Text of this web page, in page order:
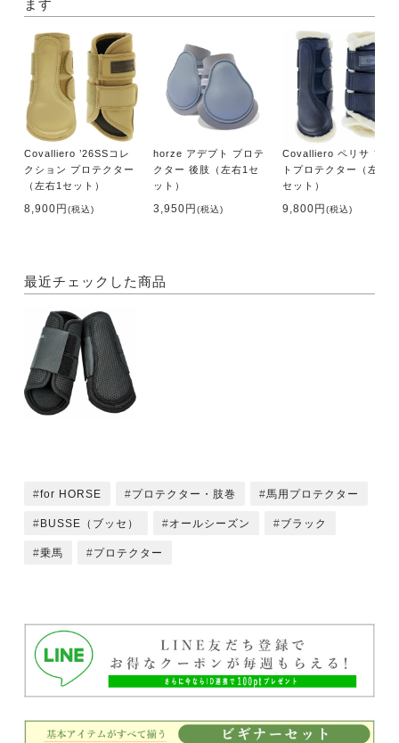
ます
Covalliero ’26SSコレ
クション プロテクター
（左右1セット）
8,900円(税込)
horze アデプト プロテ
クター 後肢（左右1セ
ット）
3,950円(税込)
Covalliero ペリサ ソフ
トプロテクター（左右1
セット）
9,800円(税込)
最近チェックした商品
for HORSE プロテクター・肢巻 馬用プロテクター
BUSSE（ブッセ） オールシーズン ブラック
乗馬 プロテクター